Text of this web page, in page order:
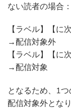
ない読者の場合：
【ラベル】【に
→配信対象外
【ラベル】【に
→配信対象
となるため、1
配信対象外となり